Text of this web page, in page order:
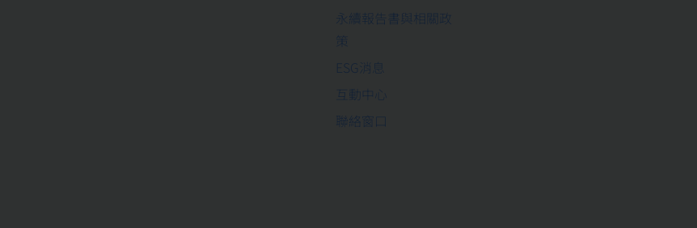
永續報告書與相關政
策
ESG消息
互動中心
聯絡窗口